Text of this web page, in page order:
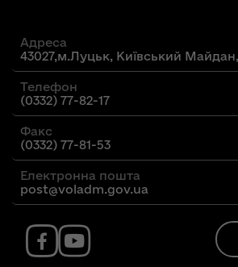
Адреса
43027,м.Луцьк, Київський
Телефон
(0332) 77-82-17
Факс
(0332) 77-81-53
Електронна пошта
post@voladm.gov.ua